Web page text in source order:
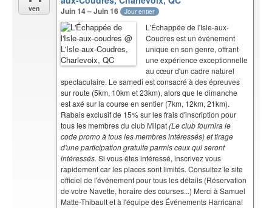
ven Juin 14 – Juin 16 Jour entier
L'Échappée de l'Isle-aux-
Coudres est un événement
unique en son genre, offrant
une expérience exceptionnelle
au cœur d'un cadre naturel
spectaculaire. Le samedi est consacré à des épreuves
sur route (5km, 10km et 23km), alors que le dimanche
est axé sur la course en sentier (7km, 12km, 21km).
Rabais exclusif de 15% sur les frais d'inscription pour
tous les membres du club Milpat(Le club fournira le
code promo à tous les membres intéressés) et tirage
d'une participation gratuite parmis ceux qui seront
intéressés. Si vous êtes intéressé, inscrivez vous
rapidement car les places sont limités. Consultez le site
officiel de l'événement pour tous les détails (Réservation
de votre Navette, horaire des courses...) Merci à Samuel
Matte-Thibault et à l'équipe des Événements Harricana!